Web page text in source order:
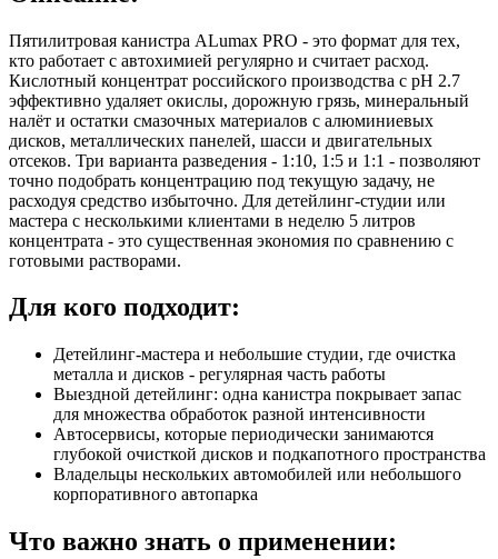
Пятилитровая канистра ALumax PRO - это формат для тех,
кто работает с автохимией регулярно и считает расход.
Кислотный концентрат российского производства с pH 2.7
эффективно удаляет окислы, дорожную грязь, минеральный
налёт и остатки смазочных материалов с алюминиевых
дисков, металлических панелей, шасси и двигательных
отсеков. Три варианта разведения - 1:10, 1:5 и 1:1 - позволяют
точно подобрать концентрацию под текущую задачу, не
расходуя средство избыточно. Для детейлинг-студии или
мастера с несколькими клиентами в неделю 5 литров
концентрата - это существенная экономия по сравнению с
готовыми растворами.
Для кого подходит:
Детейлинг-мастера и небольшие студии, где очистка
металла и дисков - регулярная часть работы
Выездной детейлинг: одна канистра покрывает запас
для множества обработок разной интенсивности
Автосервисы, которые периодически занимаются
глубокой очисткой дисков и подкапотного пространства
Владельцы нескольких автомобилей или небольшого
корпоративного автопарка
Что важно знать о применении: